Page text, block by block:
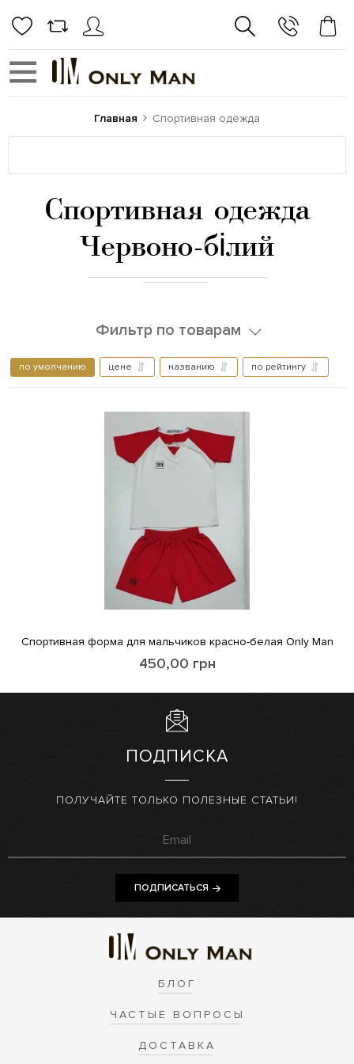
Главная Спортивная одежда
Спортивная одежда
Червоно-білий
Фильтр по товарам
по умолчанию цене названию по рейтингу
Спортивная форма для мальчиков красно-белая Only Man
450,00 грн
ПОДПИСКА
ПОЛУЧАЙТЕ ТОЛЬКО ПОЛЕЗНЫЕ СТАТЬИ!
ПОДПИСАТЬСЯ
БЛОГ
ЧАСТЫЕ ВОПРОСЫ
ДОСТАВКА